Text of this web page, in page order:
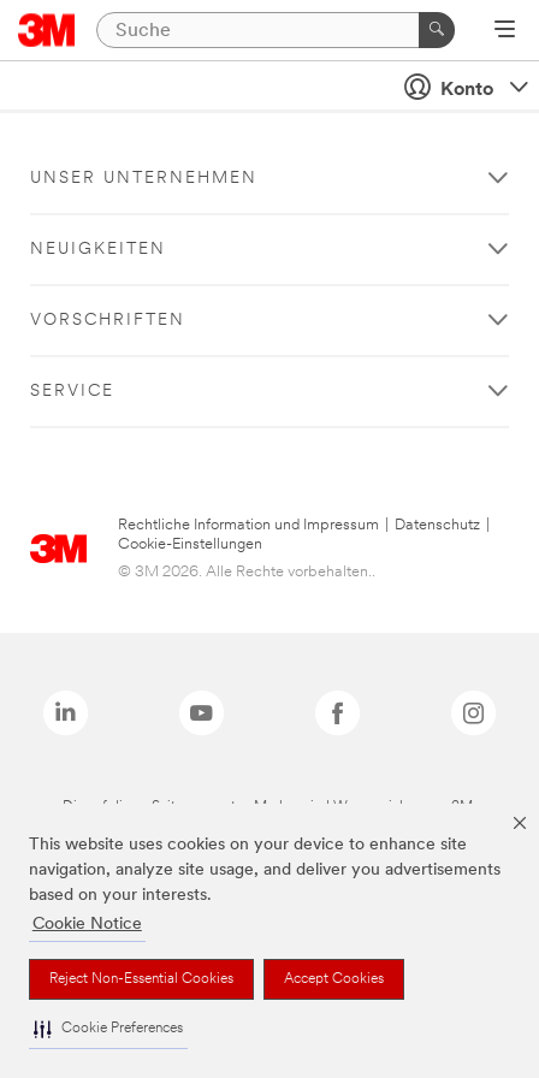
This website uses cookies on your device to enhance site
navigation, analyze site usage, and deliver you advertisements
based on your interests.
Cookie Notice
Reject Non-Essential Cookies Accept Cookies
Cookie Preferences
Konto
UNSER UNTERNEHMEN
NEUIGKEITEN
VORSCHRIFTEN
SERVICE
Rechtliche Information und Impressum Datenschutz
Cookie-Einstellungen
© 3M 2026. Alle Rechte vorbehalten..
Die auf dieser Seite genannten Marken sind Warenzeichen von 3M.